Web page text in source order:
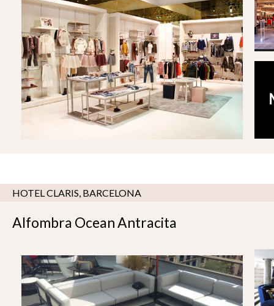
HOTEL CLARIS, BARCELONA
Alfombra Ocean Antracita